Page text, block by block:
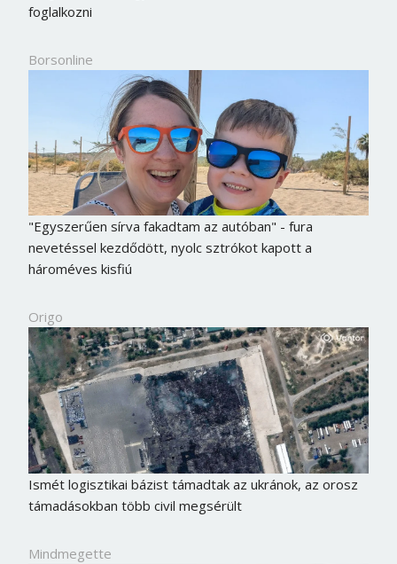
foglalkozni
Borsonline
"Egyszerűen sírva fakadtam az autóban" - fura
nevetéssel kezdődött, nyolc sztrókot kapott a
hároméves kisfiú
Origo
Ismét logisztikai bázist támadtak az ukránok, az orosz
támadásokban több civil megsérült
Mindmegette